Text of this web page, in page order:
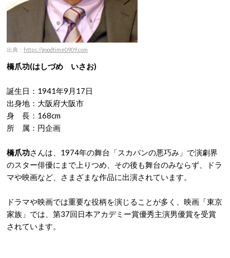
出典： https://goodtime0909.com
橋爪功(はしづめ いさお)
誕生日：1941年9月17日
出身地：大阪府大阪市
身 長：168cm
所 属：円企画
橋爪功さんは、1974年の舞台「スカパンの悪巧み」で演劇界
のスター俳優にまで上りつめ、その後も舞台のみならず、ドラ
マや映画など、さまざまな作品に出演されています。
ドラマや映画では重要な役柄を演じることが多く、映画「東京
家族」では、第37回日本アカデミー賞優秀主演男優賞を受賞
されています。